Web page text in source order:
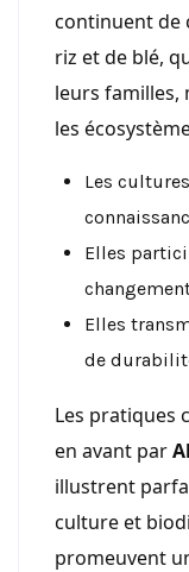
continuent de
riz et de blé,
leurs familles,
les
Les
Elles
Elles
de
Les pratiques
en avant par
illustrent
culture et
promeuvent